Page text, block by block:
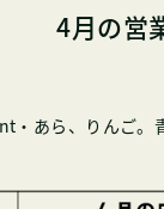
4月の営
・あら、りんご。